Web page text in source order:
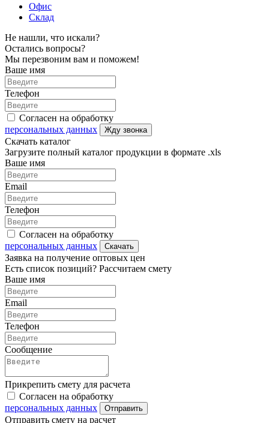
Офис
Склад
Не нашли, что искали?
Остались вопросы?
Мы перезвоним вам и поможем!
Ваше имя
Телефон
Согласен на обработку
персональных данных
Жду звонка
Скачать каталог
Загрузите полный каталог продукции в формате .xls
Ваше имя
Email
Телефон
Согласен на обработку
персональных данных
Скачать
Заявка на получение оптовых цен
Есть список позиций? Рассчитаем смету
Ваше имя
Email
Телефон
Сообщение
Прикрепить смету для расчета
Согласен на обработку
персональных данных
Отправить
Отправить смету на расчет